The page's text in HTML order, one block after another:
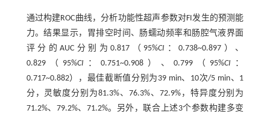
通过构建ROC曲线，分析功能性超声参数对FI发生的预测能
力。结果显示，胃排空时间、肠蠕动频率和肠腔气液界面
评分的AUC分别为0.817（95%CI ：0.738~0.897）、
0.829（95%CI ：0.751~0.908）、0.799（95%CI ：
0.717~0.882），最佳截断值分别为39 min、10次/5 min、1
分，灵敏度分别为81.3%、76.3%、72.9%，特异度分别为
71.2%、79.2%、71.2%。另外，联合上述3个参数构建多变